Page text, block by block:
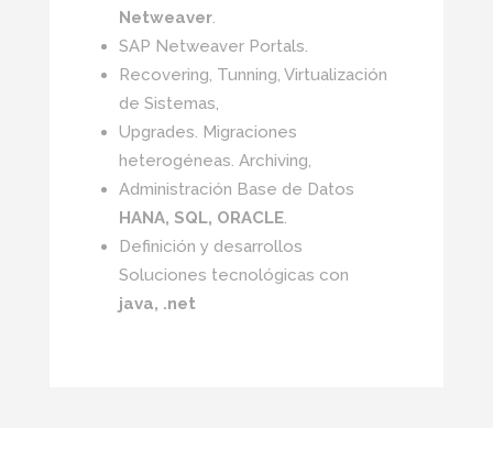
Netweaver.
SAP Netweaver Portals.
Recovering, Tunning, Virtualización
de Sistemas,
Upgrades. Migraciones
heterogéneas. Archiving,
Administración Base de Datos
HANA, SQL, ORACLE.
Definición y desarrollos
Soluciones tecnológicas con
java, .net